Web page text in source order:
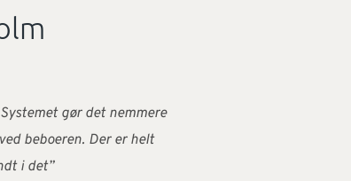
gør det nemmere
beboeren. Der er helt
i det”